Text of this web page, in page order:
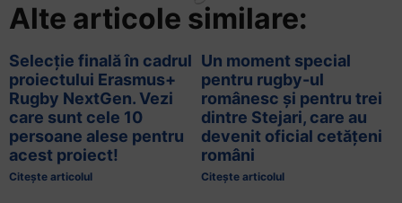
Alte articole similare:
Selecție finală în cadrul
proiectului Erasmus+
Rugby NextGen. Vezi
care sunt cele 10
persoane alese pentru
acest proiect!
Citește articolul
Un moment special
pentru rugby-ul
românesc și pentru trei
dintre Stejari, care au
devenit oficial cetățeni
români
Citește articolul